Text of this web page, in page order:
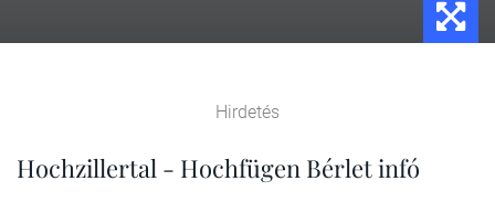
Hirdetés
Hochzillertal - Hochfügen Bérlet infó